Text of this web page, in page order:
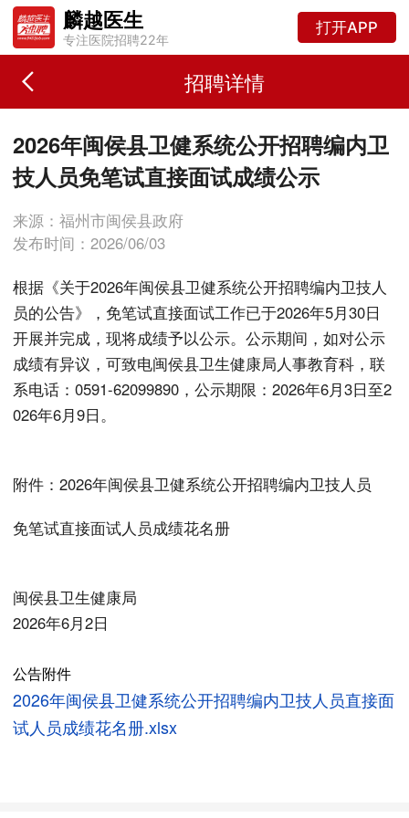
麟越医生
专注医院招聘22年
打开APP
招聘详情
2026年闽侯县卫健系统公开招聘编内卫
技人员免笔试直接面试成绩公示
来源：福州市闽侯县政府
发布时间：2026/06/03
根据《关于2026年闽侯县卫健系统公开招聘编内卫技人
员的公告》，免笔试直接面试工作已于2026年5月30日
开展并完成，现将成绩予以公示。公示期间，如对公示
成绩有异议，可致电闽侯县卫生健康局人事教育科，联
系电话：0591-62099890，公示期限：2026年6月3日至2
026年6月9日。
附件：2026年闽侯县卫健系统公开招聘编内卫技人员
免笔试直接面试人员成绩花名册
闽侯县卫生健康局
2026年6月2日
公告附件
2026年闽侯县卫健系统公开招聘编内卫技人员直接面
试人员成绩花名册.xlsx